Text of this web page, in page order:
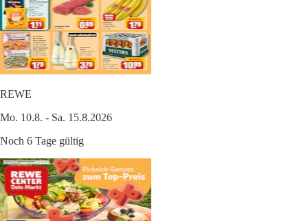
REWE
Mo. 10.8. - Sa. 15.8.2026
Noch 6 Tage gültig